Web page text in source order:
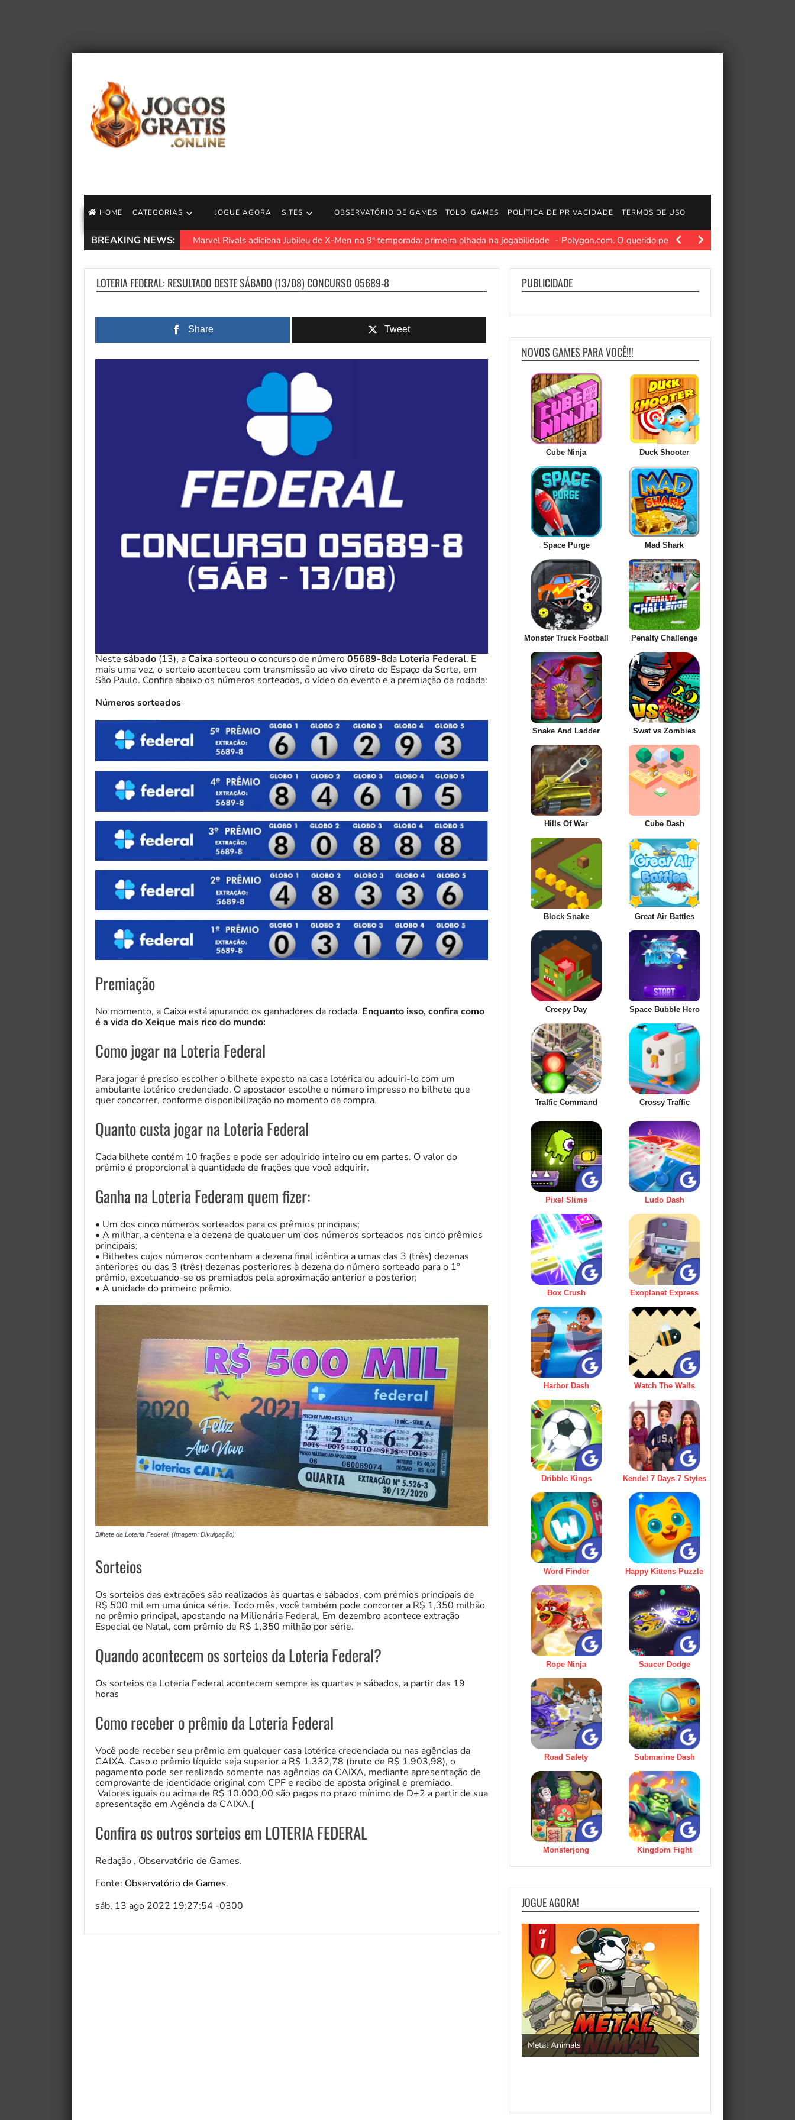
HOME CATEGORIAS JOGUE AGORA SITES OBSERVATÓRIO DE GAMES TOLOI GAMES POLÍTICA DE PRIVACIDADE TERMOS DE USO
BREAKING NEWS: Marvel Rivals adiciona Jubileu de X-Men na 9ª temporada: primeira olhada na jogabilidade Polygon.com. O querido personagem dos X-Men, Jubilee,
LOTERIA FEDERAL: RESULTADO DESTE SÁBADO (13/08) CONCURSO 05689-8
Share Tweet
Neste sábado (13), aCaixa sorteou o concurso de número05689-8da Loteria Federal. E
mais uma vez, o sorteio aconteceu com transmissão ao vivo direto do Espaço da Sorte, em
São Paulo. Confira abaixo os números sorteados, o vídeo do evento e a premiação da rodada:
Números sorteados
Premiação
No momento, a Caixa está apurando os ganhadores da rodada. Enquanto isso, confira como
é a vida do Xeique mais rico do mundo:
Como jogar na Loteria Federal
Para jogar é preciso escolher o bilhete exposto na casa lotérica ou adquiri-lo com um
ambulante lotérico credenciado. O apostador escolhe o número impresso no bilhete que
quer concorrer, conforme disponibilização no momento da compra.
Quanto custa jogar na Loteria Federal
Cada bilhete contém 10 frações e pode ser adquirido inteiro ou em partes. O valor do
prêmio é proporcional à quantidade de frações que você adquirir.
Ganha na Loteria Federam quem fizer:
• Um dos cinco números sorteados para os prêmios principais;
• A milhar, a centena e a dezena de qualquer um dos números sorteados nos cinco prêmios
principais;
• Bilhetes cujos números contenham a dezena final idêntica a umas das 3 (três) dezenas
anteriores ou das 3 (três) dezenas posteriores à dezena do número sorteado para o 1º
prêmio, excetuando-se os premiados pela aproximação anterior e posterior;
• A unidade do primeiro prêmio.
Bilhete da Loteria Federal. (Imagem: Divulgação)
Sorteios
Os sorteios das extrações são realizados às quartas e sábados, com prêmios principais de
R$ 500 mil em uma única série. Todo mês, você também pode concorrer a R$ 1,350 milhão
no prêmio principal, apostando na Milionária Federal. Em dezembro acontece extração
Especial de Natal, com prêmio de R$ 1,350 milhão por série.
Quando acontecem os sorteios da Loteria Federal?
Os sorteios da Loteria Federal acontecem sempre às quartas e sábados, a partir das 19
horas
Como receber o prêmio da Loteria Federal
Você pode receber seu prêmio em qualquer casa lotérica credenciada ou nas agências da
CAIXA. Caso o prêmio líquido seja superior a R$ 1.332,78 (bruto de R$ 1.903,98), o
pagamento pode ser realizado somente nas agências da CAIXA, mediante apresentação de
comprovante de identidade original com CPF e recibo de aposta original e premiado.
Valores iguais ou acima de R$ 10.000,00 são pagos no prazo mínimo de D+2 a partir de sua
apresentação em Agência da CAIXA.[
Confira os outros sorteios em LOTERIA FEDERAL
Redação , Observatório de Games.
Fonte: Observatório de Games.
sáb, 13 ago 2022 19:27:54 -0300
PUBLICIDADE
NOVOS GAMES PARA VOCÊ!!!
Cube Ninja Duck Shooter
Space Purge Mad Shark
Monster Truck Football Penalty Challenge
Snake And Ladder Swat vs Zombies
Hills Of War Cube Dash
Block Snake Great Air Battles
Creepy Day Space Bubble Hero
Traffic Command Crossy Traffic
Pixel Slime Ludo Dash
Box Crush Exoplanet Express
Harbor Dash Watch The Walls
Dribble Kings Kendel 7 Days 7 Styles
Word Finder Happy Kittens Puzzle
Rope Ninja Saucer Dodge
Road Safety Submarine Dash
Monsterjong Kingdom Fight
JOGUE AGORA!
Metal Animals